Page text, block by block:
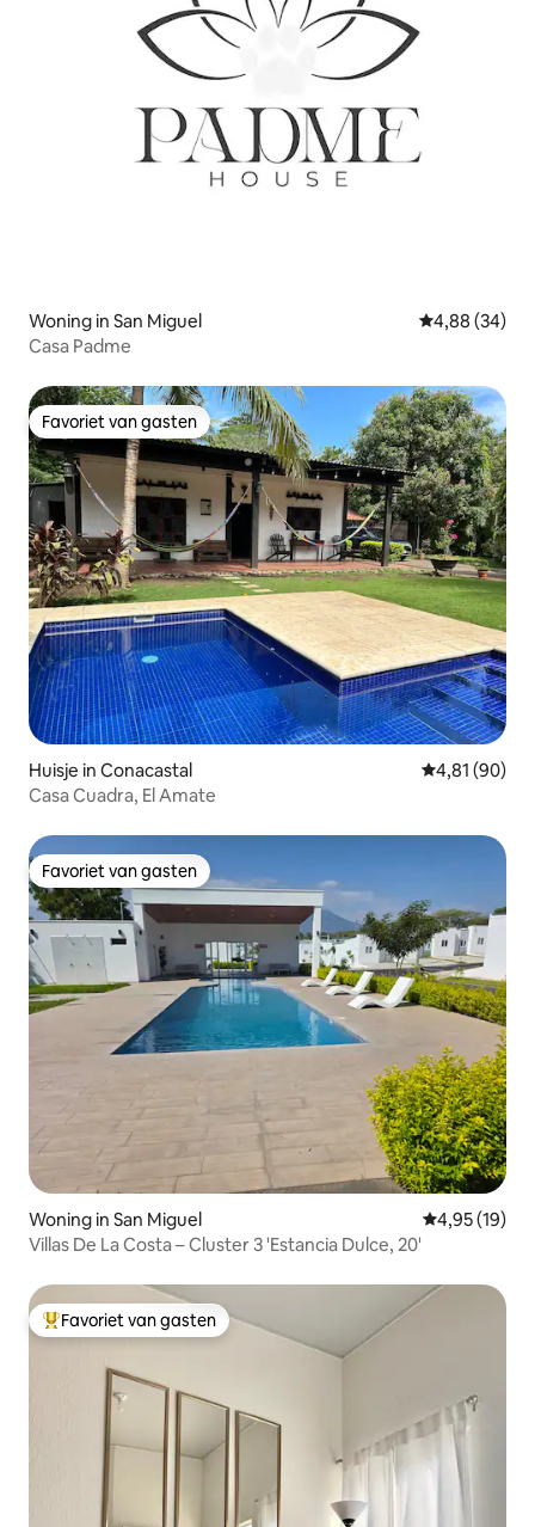
Woning in San Miguel Gemiddelde
4,88 (34)
Casa Padme
Favoriet van gasten
Favoriet van gasten
Huisje in Conacastal Gemiddelde
4,81 (90)
Casa Cuadra, El Amate
Favoriet van gasten
Favoriet van gasten
Woning in San Miguel Gemiddelde
4,95 (19)
Villas De La Costa – Cluster 3 'Estancia Dulce, 20'
Topfavoriet van gasten
Favoriet van gasten